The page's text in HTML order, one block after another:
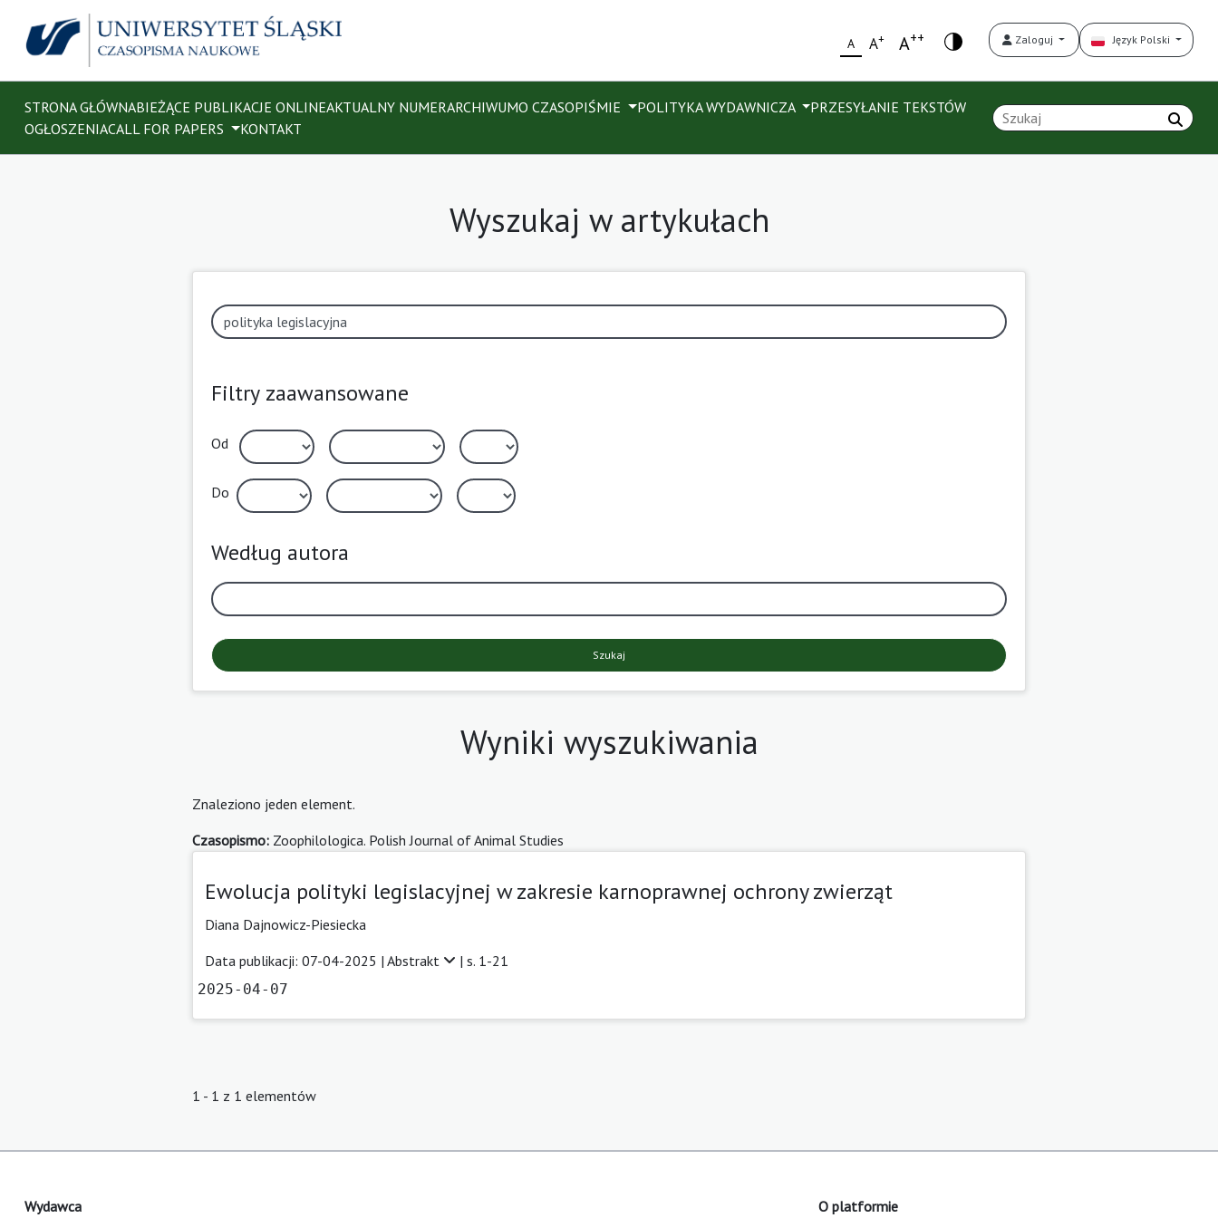
A A+ A++ Zaloguj Język Polski
STRONA GŁÓWNABIEŻĄCE PUBLIKACJE ONLINEAKTUALNY NUMERARCHIWUMO CZASOPIŚMIE POLITYKA WYDAWNICZA
PRZESYŁANIE TEKSTÓW
OGŁOSZENIACALL FOR PAPERS KONTAKT
Wyszukaj w artykułach
Filtry zaawansowane
Od
Do
Według autora
Szukaj
Wyniki wyszukiwania
Znaleziono jeden element.
Czasopismo: Zoophilologica. Polish Journal of Animal Studies
Ewolucja polityki legislacyjnej w zakresie karnoprawnej ochrony zwierząt
Diana Dajnowicz-Piesiecka
Data publikacji: 07-04-2025 | Abstrakt | s. 1-21
2025-04-07
1 - 1 z 1 elementów
Wydawca O platformie